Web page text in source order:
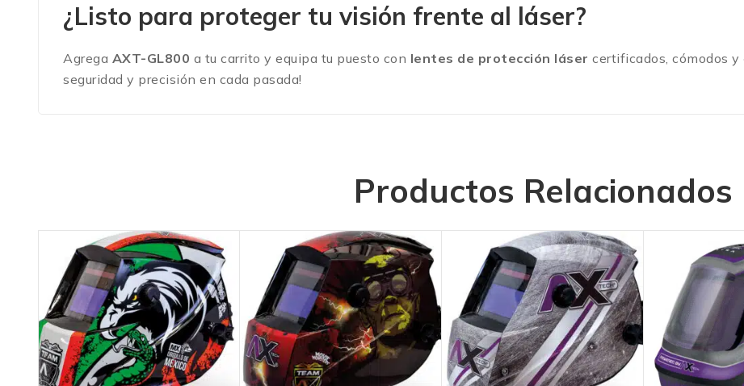
¿Listo para proteger tu visión frente al láser?
Agrega AXT-GL800 a tu carrito y equipa tu puesto con lentes de protección láser certificados, cómodos y
seguridad y precisión en cada pasada!
Productos Relacionados